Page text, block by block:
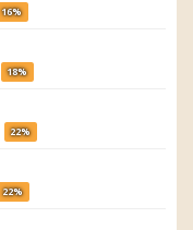
16%
18%
22%
22%